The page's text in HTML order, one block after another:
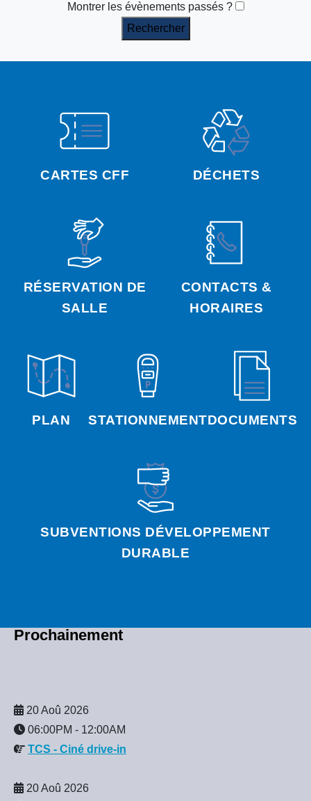
CARTES CFF DÉCHETS
RÉSERVATION DE
SALLE
CONTACTS &
HORAIRES
PLAN STATIONNEMENTDOCUMENTS
SUBVENTIONS DÉVELOPPEMENT
DURABLE
Prochainement
20 Aoû 2026
06:00PM - 12:00AM
TCS - Ciné drive-in
20 Aoû 2026
Montrer les évènements passés ?